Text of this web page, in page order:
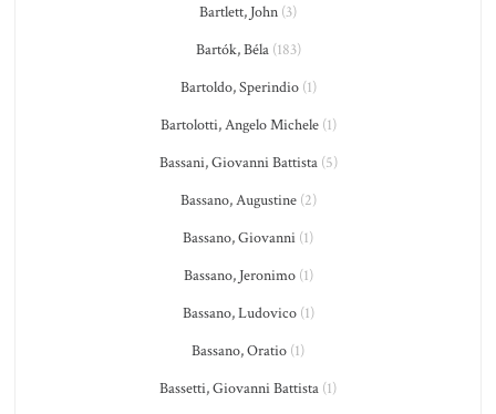
Bartlett, John (3)
Bartók, Béla(183)
Bartoldo, Sperindio(1)
Bartolotti, Angelo Michele(1)
Bassani, Giovanni Battista(5)
Bassano, Augustine(2)
Bassano, Giovanni (1)
Bassano, Jeronimo(1)
Bassano, Ludovico(1)
Bassano, Oratio (1)
Bassetti, Giovanni Battista (1)